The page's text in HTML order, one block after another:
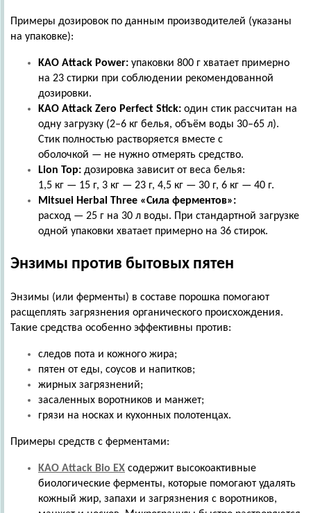
Примеры дозировок по данным производителей (указаны
на упаковке):
KAO Attack Power: упаковки 800 г хватает примерно
на 23 стирки при соблюдении рекомендованной
дозировки.
KAO Attack Zero Perfect Stick: один стик рассчитан на
одну загрузку (2–6 кг белья, объём воды 30–65 л).
Стик полностью растворяется вместе с
оболочкой — не нужно отмерять средство.
Lion Top: дозировка зависит от веса белья:
1,5 кг — 15 г, 3 кг — 23 г, 4,5 кг — 30 г, 6 кг — 40 г.
Mitsuei Herbal Three «Сила ферментов»:
расход — 25 г на 30 л воды. При стандартной загрузке
одной упаковки хватает примерно на 36 стирок.
Энзимы против бытовых пятен
Энзимы (или ферменты) в составе порошка помогают
расщеплять загрязнения органического происхождения.
Такие средства особенно эффективны против:
следов пота и кожного жира;
пятен от еды, соусов и напитков;
жирных загрязнений;
засаленных воротников и манжет;
грязи на носках и кухонных полотенцах.
Примеры средств с ферментами:
KAO Attack Bio EX содержит высокоактивные
биологические ферменты, которые помогают удалять
кожный жир, запахи и загрязнения с воротников,